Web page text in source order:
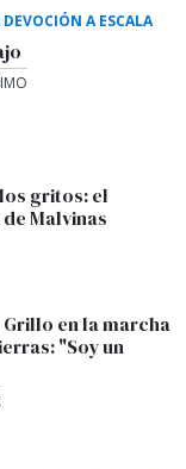
A ESCALA
gritos: el
Malvinas
en la marcha
"Soy un